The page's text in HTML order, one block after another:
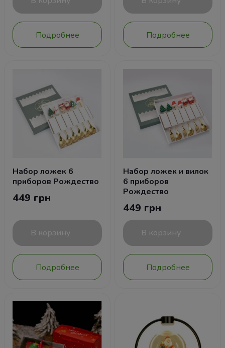
Подробнее Подробнее
Набор ложек 6
приборов Рождество
449 грн
В корзину
Подробнее
Набор ложек и вилок
6 приборов
Рождество
449 грн
В корзину
Подробнее